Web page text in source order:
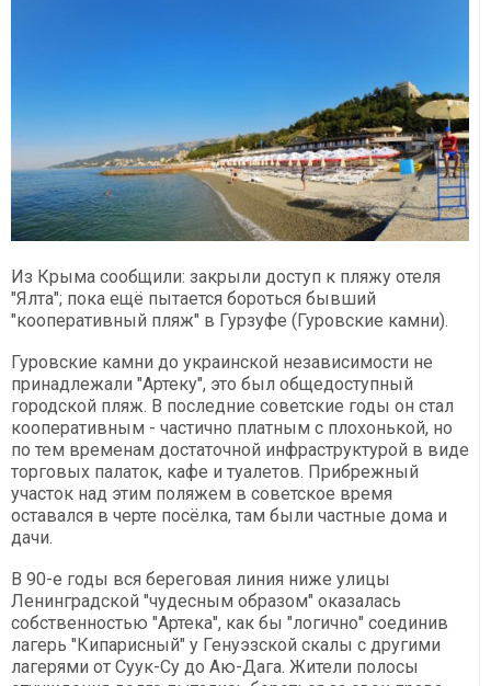
Из Крыма сообщили: закрыли доступ к пляжу отеля
"Ялта"; пока ещё пытается бороться бывший
"кооперативный пляж" в Гурзуфе (Гуровские камни).
Гуровские камни до украинской независимости не
принадлежали "Артеку", это был общедоступный
городской пляж. В последние советские годы он стал
кооперативным - частично платным с плохонькой, но
по тем временам достаточной инфраструктурой в виде
торговых палаток, кафе и туалетов. Прибрежный
участок над этим поляжем в советское время
оставался в черте посёлка, там были частные дома и
дачи.
В 90-е годы вся береговая линия ниже улицы
Ленинградской "чудесным образом" оказалась
собственностью "Артека", как бы "логично" соединив
лагерь "Кипарисный" у Генуэзской скалы с другими
лагерями от Суук-Су до Аю-Дага. Жители полосы